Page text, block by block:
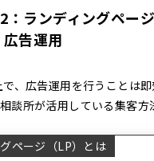
： ランディングページ
広告運用
、広告運用を行うことは
談所が活用している集客方
ページ（LP）とは